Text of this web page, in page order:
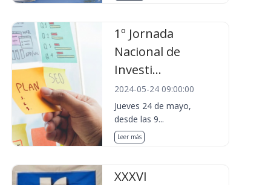
1º Jornada
Nacional de
Investi...
2024-05-24 09:00:00
Jueves 24 de mayo,
desde las 9...
Leer más
XXXVI